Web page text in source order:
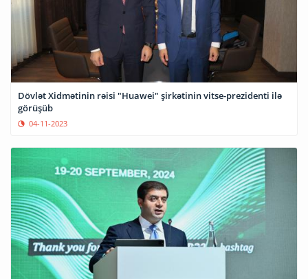
Dövlət Xidmətinin rəisi "Huawei" şirkətinin vitse-prezidenti ilə
görüşüb
04-11-2023